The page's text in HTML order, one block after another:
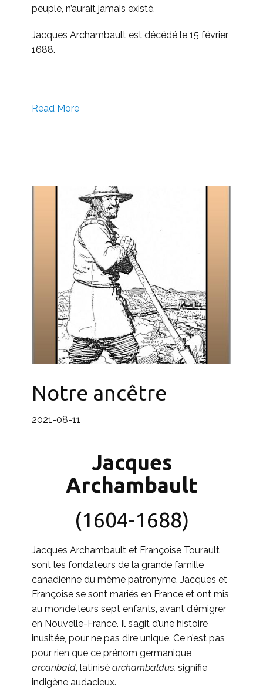
peuple, n’aurait jamais existé.
Jacques Archambault est décédé le 15 février
1688.
Read More
Notre ancêtre
2021-08-11
Jacques
Archambault
(1604-1688)
Jacques Archambault et Françoise Tourault
sont les fondateurs de la grande famille
canadienne du même patronyme. Jacques et
Françoise se sont mariés en France et ont mis
au monde leurs sept enfants, avant d’émigrer
en Nouvelle-France. Il s’agit d’une histoire
inusitée, pour ne pas dire unique. Ce n’est pas
pour rien que ce prénom germanique
arcanbald, latinisé archambaldus, signifie
indigène audacieux.